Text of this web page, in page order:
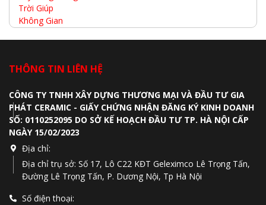
THÔNG TIN LIÊN HỆ
CÔNG TY TNHH XÂY DỰNG THƯƠNG MẠI VÀ ĐẦU TƯ GIA
PHÁT CERAMIC - GIẤY CHỨNG NHẬN ĐĂNG KÝ KINH DOANH
SỐ: 0110252095 DO SỞ KẾ HOẠCH ĐẦU TƯ TP. HÀ NỘI CẤP
NGÀY 15/02/2023
Địa chỉ:
Địa chỉ trụ sở: Số 17, Lô C22 KĐT Geleximco Lê Trọng Tấn,
Đường Lê Trọng Tấn, P. Dương Nội, Tp Hà Nội
Số điện thoại: